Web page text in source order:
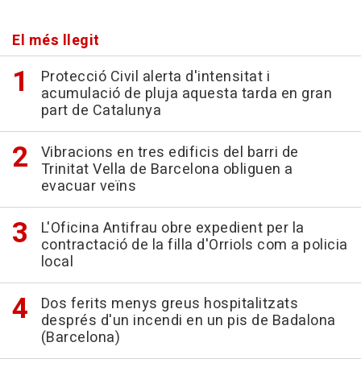
El més llegit
Protecció Civil alerta d'intensitat i
acumulació de pluja aquesta tarda en gran
part de Catalunya
Vibracions en tres edificis del barri de
Trinitat Vella de Barcelona obliguen a
evacuar veïns
L'Oficina Antifrau obre expedient per la
contractació de la filla d'Orriols com a policia
local
Dos ferits menys greus hospitalitzats
després d'un incendi en un pis de Badalona
(Barcelona)